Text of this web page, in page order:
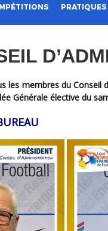
PRATIQUES
Générale élective du